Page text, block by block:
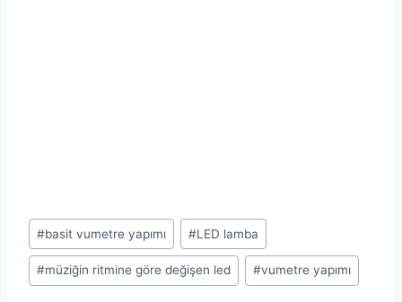
Post
Tags:
#basit vumetre yapımı #LED lamba
#müziğin ritmine göre değişen led #vumetre yapımı